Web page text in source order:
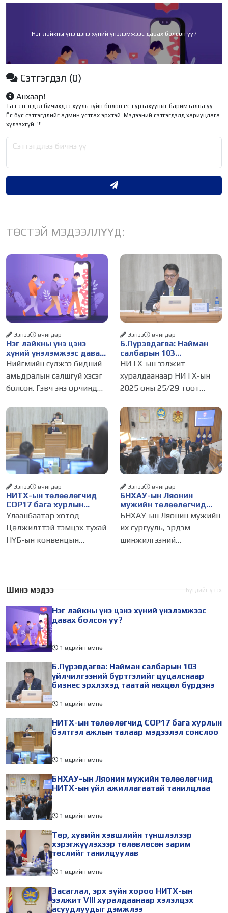
Нэг лайкны үнэ цэнэ хүний үнэлэмжээс давах болсон уу?
Сэтгэгдэл (0)
Анхаар!
Та сэтгэгдэл бичихдээ хууль зүйн болон ёс суртахууныг баримтална уу.
Ёс бус сэтгэгдлийг админ устгах эрхтэй. Мэдээний сэтгэгдэлд хариуцлага
хүлээхгүй. !!!
ТӨСТЭЙ МЭДЭЭЛЛҮҮД:
Нэг лайкны үнэ цэнэ
хүний үнэлэмжээс давах
болсон уу?
Ээнээ өчигдѳр
Нийгмийн сүлжээ бидний
амьдралын салшгүй хэсэг
болсон. Гэвч энэ орчинд
амжилт, тэр ч байтугай
хүний үнэ цэнийг хүртэл
лайк, шэйр, дагагчийн
тоогоор хэмжих хандлага
газар авч
Б.Пүрэвдагва: Найман
салбарын 103
үйлчилгээний
бүртгэлийг цуцалснаар
бизнес эрхлэхэд таатай
нөхцөл бүрдэнэ
Ээнээ өчигдѳр
НИТХ-ын ээлжит
хуралдаанаар НИТХ-ын
2025 оны 25/29 тоот
журмын зарим хэсгийг
хүчингүй болгож,
зөвшөөрлийн шинжтэй
103 бүртгэлээс нийслэлийн
бизнес эрхлэгчдийг
НИТХ-ын төлөөлөгчид
COP17 бага хурлын
бэлтгэл ажлын талаар
мэдээлэл сонслоо
Ээнээ өчигдѳр
Улаанбаатар хотод
Цөлжилттэй тэмцэх тухай
НҮБ-ын конвенцын
өдөр зохион
холбогдуулан Нийслэлийн
БНХАУ-ын Ляонин
мужийн төлөөлөгчид
НИТХ-ын үйл
танилцлаа
Ээнээ өчигдѳр
БНХАУ-ын Ляонин мужийн
их сургууль, эрдэм
шинжилгээний
төлөөлөгчид Монгол
айлчлалынхаа хүрээнд
Шинэ мэдээ Бүгдийг үзэх
Нэг лайкны үнэ цэнэ хүний үнэлэмжээс
давах болсон уу?
1 өдрийн өмнө
Б.Пүрэвдагва: Найман салбарын 103
үйлчилгээний бүртгэлийг цуцалснаар
бизнес эрхлэхэд таатай нөхцөл бүрдэнэ
1 өдрийн өмнө
НИТХ-ын төлөөлөгчид COP17 бага хурлын
бэлтгэл ажлын талаар мэдээлэл сонслоо
1 өдрийн өмнө
БНХАУ-ын Ляонин мужийн төлөөлөгчид
НИТХ-ын үйл ажиллагаатай танилцлаа
1 өдрийн өмнө
Төр, хувийн хэвшлийн түншлэлээр
хэрэгжүүлэхээр төлөвлөсөн зарим
төслийг танилцуулав
1 өдрийн өмнө
Засаглал, эрх зүйн хороо НИТХ-ын
ээлжит VIII хуралдаанаар хэлэлцэх
асуудлуудыг дэмжлээ